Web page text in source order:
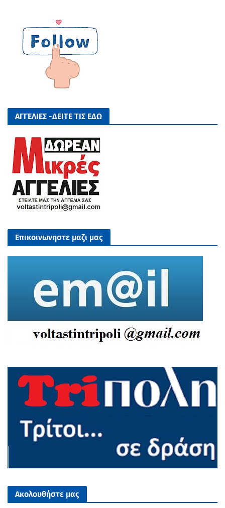
ΑΓΓΕΛΙΕΣ -ΔΕΙΤΕ ΤΙΣ ΕΔΩ
Επικοινωνηστε μαζι μας
Ακολουθήστε μας